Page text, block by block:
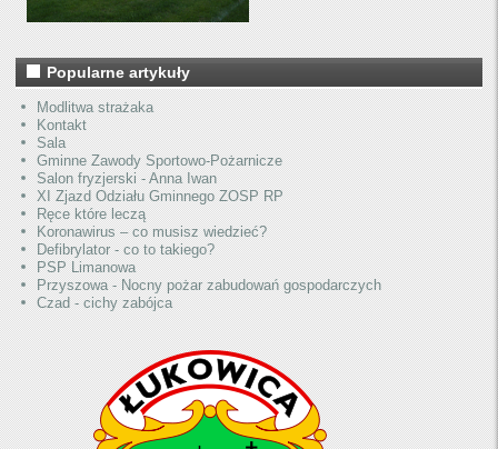
Popularne artykuły
Modlitwa strażaka
Kontakt
Sala
Gminne Zawody Sportowo-Pożarnicze
Salon fryzjerski - Anna Iwan
XI Zjazd Odziału Gminnego ZOSP RP
Ręce które leczą
Koronawirus – co musisz wiedzieć?
Defibrylator - co to takiego?
PSP Limanowa
Przyszowa - Nocny pożar zabudowań gospodarczych
Czad - cichy zabójca